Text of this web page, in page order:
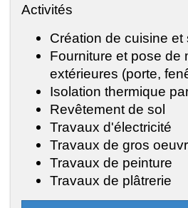
Activités
Création de cuisine et
Fourniture et pose de
extérieures (porte,
Isolation thermique
Revêtement de sol
Travaux d'électricité
Travaux de gros
Travaux de peinture
Travaux de plâtrerie